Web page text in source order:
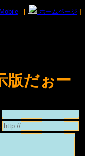
Mobile ] [ ホームページ ]
だぉー